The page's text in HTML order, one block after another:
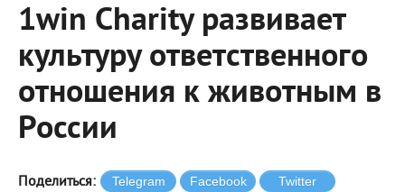
1win Charity развивает
культуру ответственного
отношения к животным в
России
Поделиться: